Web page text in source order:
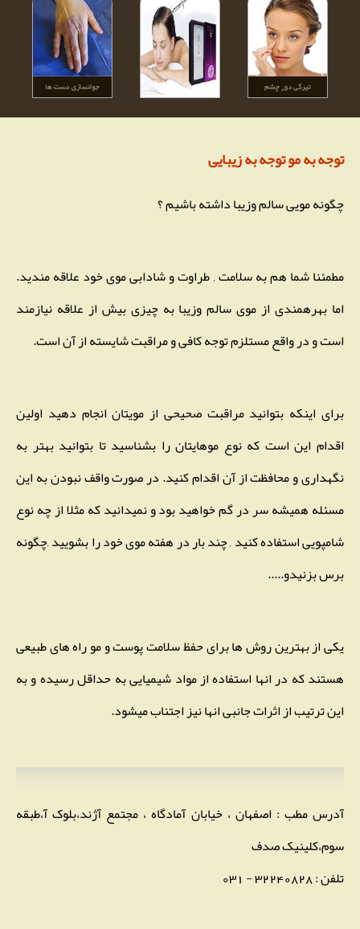
توجه به مو توجه به زیبایی
چگونه مویی سالم وزیبا داشته باشیم ؟
مطمئنا شما هم به سلامت , طراوت و شادابی موی خود علاقه مندید.
اما بهرهمندی از موی سالم وزیبا به چیزی بیش از علاقه نیازمند
است و در واقع مستلزم توجه کافی و مراقبت شایسته از آن است.
برای اینکه بتوانید مراقبت صحیحی از مویتان انجام دهید اولین
اقدام این است که نوع موهایتان را بشناسید تا بتوانید بهتر به
نگهداری و محافظت از آن اقدام کنید. در صورت واقف نبودن به این
مسئله همیشه سر در گم خواهید بود و نمیدانید که مثلا از چه نوع
شامپویی استفاده کنید , چند بار در هفته موی خود را بشویید ,چگونه
برس بزنیدو.....
یکی از بهترین روش ها برای حفظ سلامت پوست و مو راه های طبیعی
هستند که در انها استفاده از مواد شیمیایی به حداقل رسیده و به
این ترتیب از اثرات جانبی انها نیز اجتناب میشود.
آدرس مطب : اصفهان ، خیابان آمادگاه ، مجتمع آژند،بلوک آ،طبقه
سوم،کلینیک صدف
تلفن : 32240828 - 031